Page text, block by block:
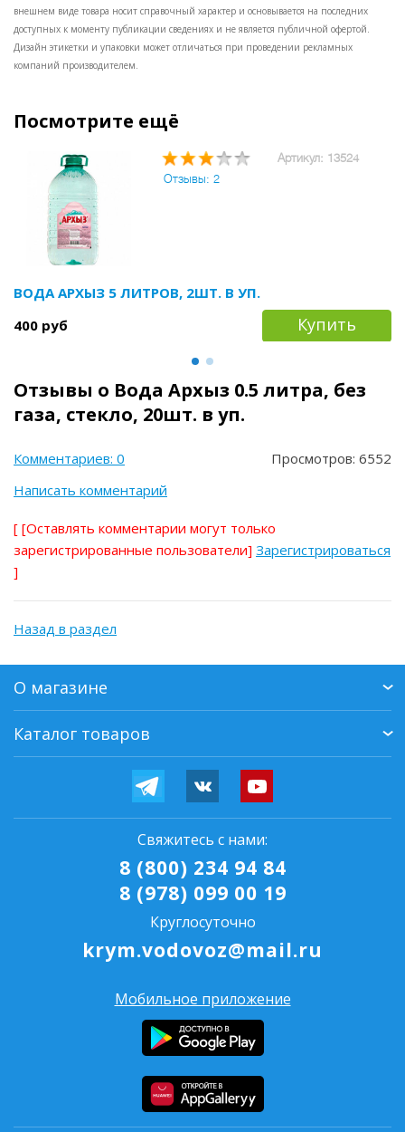
внешнем виде товара носит справочный характер и основывается на последних
доступных к моменту публикации сведениях и не является публичной офертой.
Дизайн этикетки и упаковки может отличаться при проведении рекламных
компаний производителем.
Посмотрите ещё
Артикул: 13524
Отзывы: 2
ВОДА АРХЫЗ 5 ЛИТРОВ, 2ШТ. В УП.
400 руб
Купить
Отзывы о Вода Архыз 0.5 литра, без
газа, стекло, 20шт. в уп.
Комментариев: 0
Просмотров: 6552
Написать комментарий
[ [Оставлять комментарии могут только
зарегистрированные пользователи] Зарегистрироваться
]
Назад в раздел
О магазине
Каталог товаров
Свяжитесь с нами:
8 (800) 234 94 84
8 (978) 099 00 19
Круглосуточно
krym.vodovoz@mail.ru
Мобильное приложение